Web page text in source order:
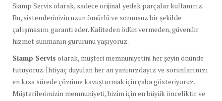
Siamp Servis olarak, sadece orijinal yedek parçalar kullanırız.
Bu, sistemlerinizin uzun ömürlü ve sorunsuz bir şekilde
çalışmasını garanti eder. Kaliteden ödün vermeden, güvenilir
hizmet sunmanın gururunu yaşıyoruz.
Siamp Servis olarak, müşteri memnuniyetini her şeyin önünde
tutuyoruz. İhtiyaç duyulan her an yanınızdayız ve sorunlarınızı
en kısa sürede çözüme kavuşturmak için çaba gösteriyoruz.
Müşterilerimizin memnuniyeti, bizim için en büyük önceliktir ve